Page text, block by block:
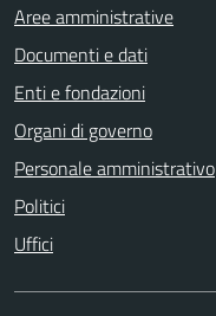
Aree amministrative
Documenti e dati
Enti e fondazioni
Organi di governo
Personale amministrativo
Politici
Uffici